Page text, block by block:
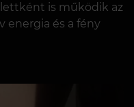
is működik az
energia és a fény